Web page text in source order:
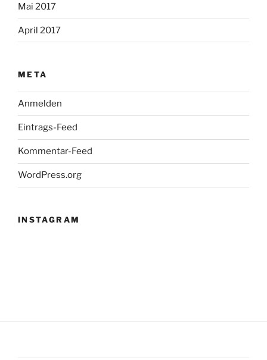
Mai 2017
April 2017
META
Anmelden
Eintrags-Feed
Kommentar-Feed
WordPress.org
INSTAGRAM